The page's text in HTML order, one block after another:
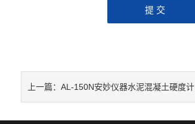
上一篇： AL-150N安妙仪器水泥混凝土硬度计